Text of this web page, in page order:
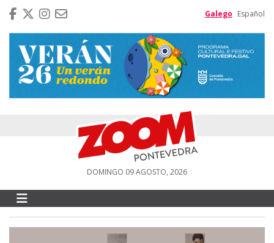
Galego Español
DOMINGO 09 AGOSTO, 2026